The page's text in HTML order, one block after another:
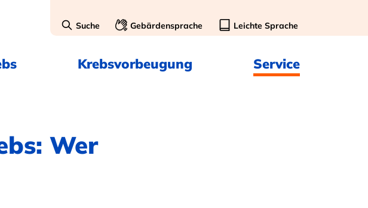
Suche Gebärdensprache Leichte Sprache
Krebsvorbeugung Service
Wer